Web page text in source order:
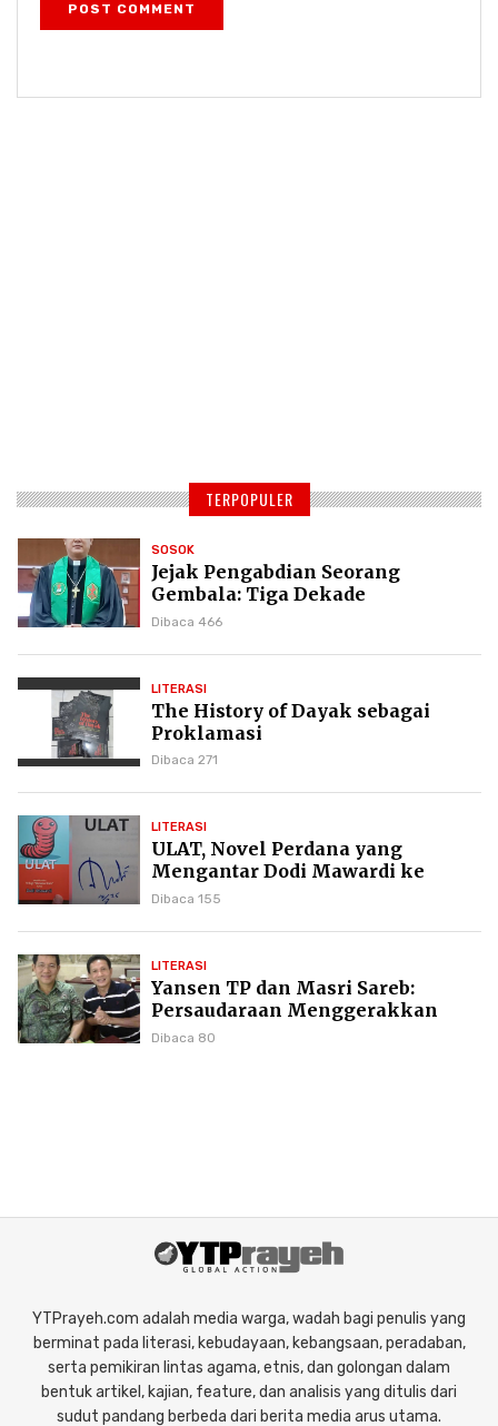
POST COMMENT
TERPOPULER
SOSOK
Jejak Pengabdian Seorang
Gembala: Tiga Dekade
Kepemimpinan Pdt. Dr. Yulius
Dibaca 466
LITERASI
The History of Dayak sebagai
Proklamasi
Dibaca 271
LITERASI
ULAT, Novel Perdana yang
Mengantar Dodi Mawardi ke
Puncak Karier Kepenulisan
Dibaca 155
LITERASI
Yansen TP dan Masri Sareb:
Persaudaraan Menggerakkan
Literasi Borneo
Dibaca 80
YTPrayeh.com adalah media warga, wadah bagi penulis yang
berminat pada literasi, kebudayaan, kebangsaan, peradaban,
serta pemikiran lintas agama, etnis, dan golongan dalam
bentuk artikel, kajian, feature, dan analisis yang ditulis dari
sudut pandang berbeda dari berita media arus utama.